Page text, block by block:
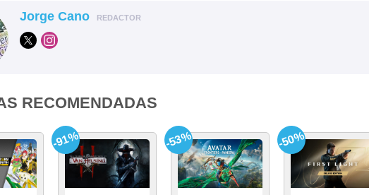
Jorge Cano REDACTOR
RECOMENDADAS
-91% -53% -50%